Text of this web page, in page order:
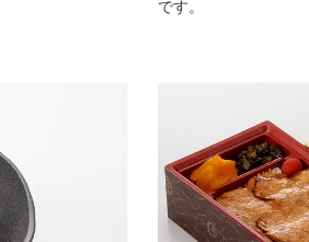
です。